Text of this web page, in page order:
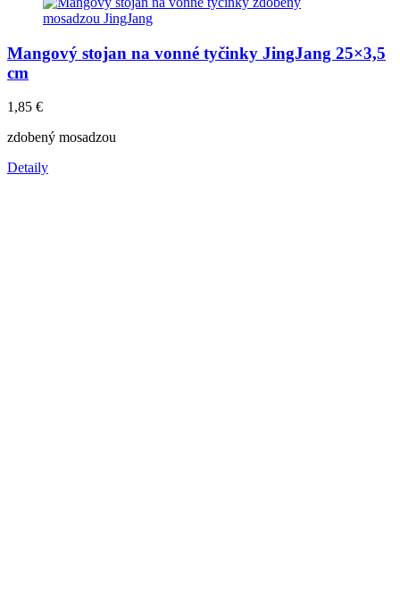
Mangový stojan na vonné tyčinky JingJang 25×3,5
cm
1,85 €
zdobený mosadzou
Detaily